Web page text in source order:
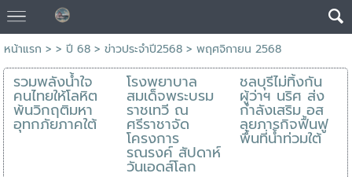
หน้าแรก > > ปี 68> ข่าวประจำปี2568> พฤศจิกายน 2568
รวมพลังน้ำใจ
คนไทยให้โลหิต
พ้นวิกฤติมหา
อุทกภัยภาคใต้
โรงพยาบาล
สมเด็จพระบรม
ราชเทวี ณ
ศรีราชาจัด
โครงการ
รณรงค์ สัปดาห์
วันเอดส์โลก
ชลบุรีไม่ทิ้งกัน
ผู้ว่าฯ นริศ ส่ง
กำลังเสริม อส
ลุยภารกิจฟื้นฟู
พื้นที่น้ำท่วมใต้